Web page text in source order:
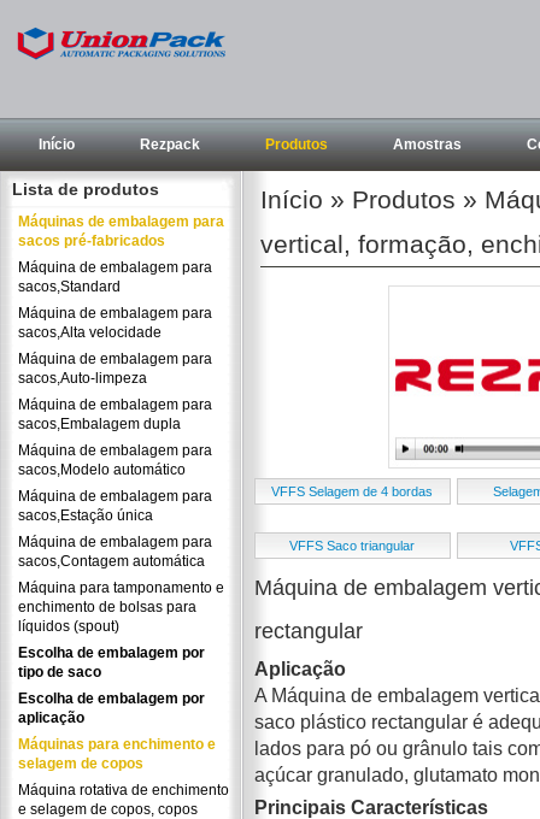
Início Rezpack Produtos Amostras
Lista de produtos
Máquinas de embalagem para
sacos pré-fabricados
Máquina de embalagem para
sacos,Standard
Máquina de embalagem para
sacos,Alta velocidade
Máquina de embalagem para
sacos,Auto-limpeza
Máquina de embalagem para
sacos,Embalagem dupla
Máquina de embalagem para
sacos,Modelo automático
Máquina de embalagem para
sacos,Estação única
Máquina de embalagem para
sacos,Contagem automática
Máquina para tamponamento e
enchimento de bolsas para
líquidos (spout)
Escolha de embalagem por
tipo de saco
Escolha de embalagem por
aplicação
Máquinas para enchimento e
selagem de copos
Máquina rotativa de enchimento
e selagem de copos, copos
Início » Produtos »
vertical, formação,
VFFS Selagem de 4 bordas
VFFS Saco triangular
Máquina de embalagem
rectangular
Aplicação
A Máquina de embalagem
saco plástico rectangular é
lados para pó ou grânulo tais
açúcar granulado, glutamato
Principais Características